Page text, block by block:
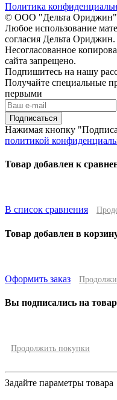
Политика
© ООО "Дельта
Любое использование
согласия Дельта Ориджин.
Несогласованное
сайта запрещено.
Подпишитесь на нашу
Получайте специальные
первыми
Подписаться
Нажимая кнопку
политикой
Товар добавлен к
В список сравнения
Товар добавлен в
Оформить заказ
Вы подписались на товар
Продолжить покупки
Задайте параметры товара